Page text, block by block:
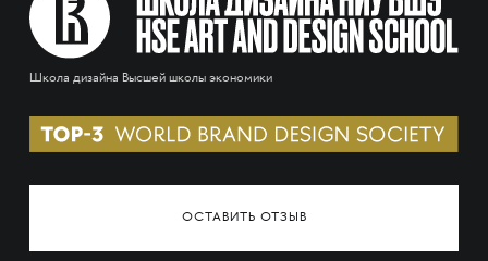
Школа дизайна Высшей школы экономики
ОСТАВИТЬ ОТЗЫВ